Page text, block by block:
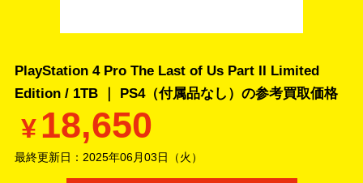
PlayStation 4 Pro The Last of Us Part II Limited
Edition / 1TB ｜ PS4（付属品なし）の参考買取価格
¥18,650
最終更新日： 2025年06月03日（火）